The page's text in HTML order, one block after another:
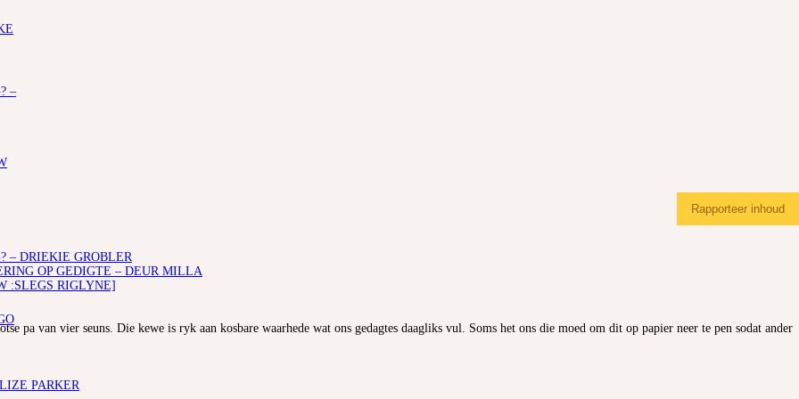
–
– DRIEKIE GROBLER
OP GEDIGTE – DEUR MILLA
:SLEGS RIGLYNE]
PARKER
Rapporteer inhoud
pa van vier seuns. Die kewe is ryk aan kosbare waarhede wat ons gedagtes daagliks vul. Soms het ons die moed om dit op papier neer te pen sodat ander